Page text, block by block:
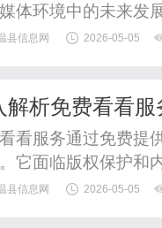
体环境中的未来发
县信息网 2026-05-05
解析免费看看
看服务通过免费提
它面临版权保护和
多元化。
县信息网 2026-05-05